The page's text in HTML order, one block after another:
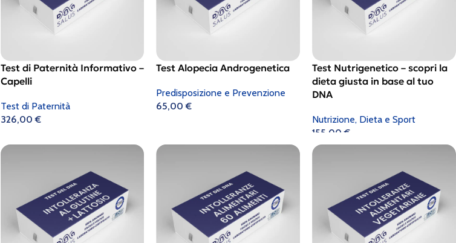
Test di Paternità Informativo –
Capelli
Test di Paternità
326,00€
Test Alopecia Androgenetica
Predisposizione e Prevenzione
65,00€
Test Nutrigenetico – scopri la
dieta giusta in base al tuo
DNA
Nutrizione, Dieta e Sport
155,00€